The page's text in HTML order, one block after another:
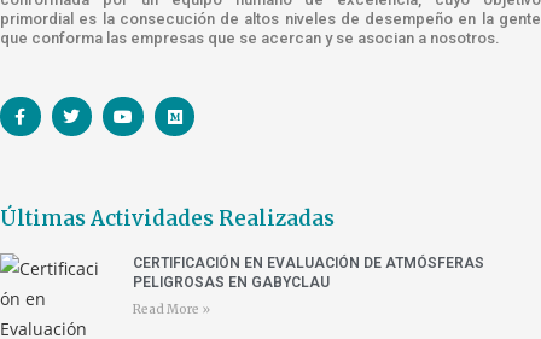
primordial es la consecución de altos niveles de desempeño en la gente
que conforma las empresas que se acercan y se asocian a nosotros.
Últimas Actividades Realizadas
CERTIFICACIÓN EN EVALUACIÓN DE ATMÓSFERAS
PELIGROSAS EN GABYCLAU
Read More »